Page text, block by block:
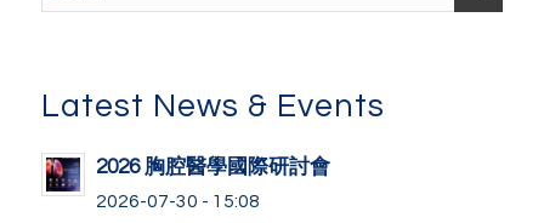
Latest News & Events
2026 胸腔醫學國際研討會
2026-07-30 - 15:08